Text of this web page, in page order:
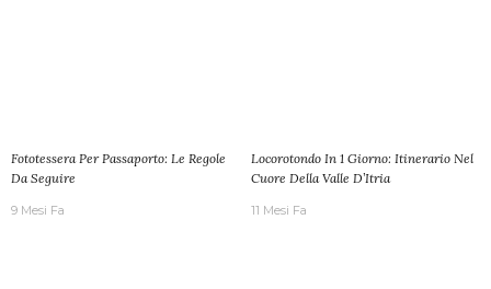
Fototessera Per Passaporto: Le Regole
Da Seguire
9 Mesi Fa
Locorotondo In 1 Giorno: Itinerario Nel
Cuore Della Valle D’Itria
11 Mesi Fa